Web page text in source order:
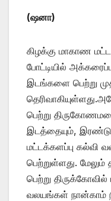
(ஷனா)
கிழக்கு மாகாண
போட்டியில்
இடங்களை பெற்று
பெற்று
இடத்தையும்,
மட்டக்களப்பு கல்வி
பெற்றுள்ளது.
பெற்று
வலயங்கள் நான்காம்